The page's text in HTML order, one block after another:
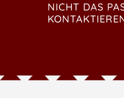
NICHT DAS